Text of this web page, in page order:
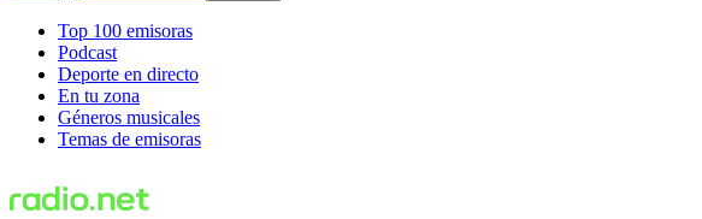
Top 100 emisoras
Podcast
Deporte en directo
En tu zona
Géneros musicales
Temas de emisoras